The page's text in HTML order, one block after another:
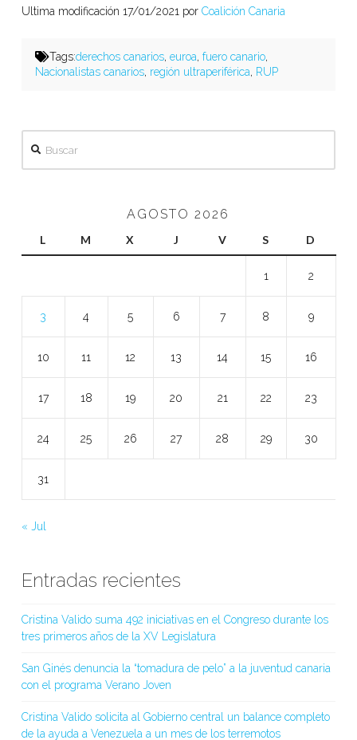
Ultima modificación 17/01/2021 por Coalición Canaria
Tags:derechos canarios,euroa,fuero canario,
Nacionalistas canarios, región ultraperiférica, RUP
AGOSTO 2026
L M X J V S D
1 2
3 4 5 6 7 8 9
10 11 12 13 14 15 16
17 18 19 20 21 22 23
24 25 26 27 28 29 30
31
« Jul
Entradas recientes
Cristina Valido suma 492 iniciativas en el Congreso durante los
tres primeros años de la XV Legislatura
San Ginés denuncia la “tomadura de pelo” a la juventud canaria
con el programa Verano Joven
Cristina Valido solicita al Gobierno central un balance completo
de la ayuda a Venezuela a un mes de los terremotos